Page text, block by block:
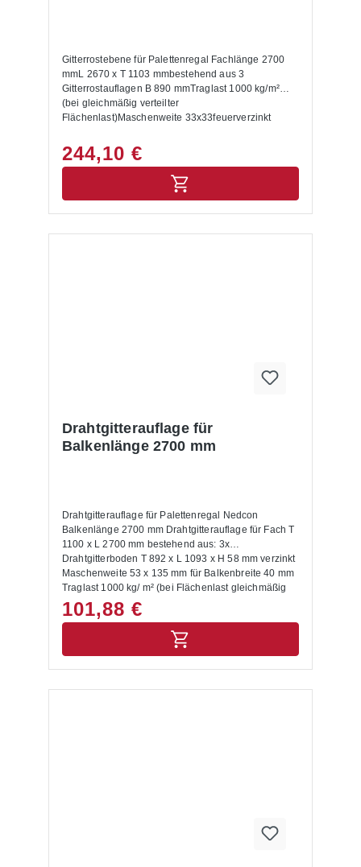
Gitterrostebene für Palettenregal Fachlänge 2700
mmL 2670 x T 1103 mmbestehend aus 3
Gitterrostauflagen B 890 mmTraglast 1000 kg/m²
(bei gleichmäßig verteilter
Flächenlast)Maschenweite 33x33feuerverzinkt
244,10 €
Drahtgitterauflage für
Balkenlänge 2700 mm
Drahtgitterauflage für Palettenregal Nedcon
Balkenlänge 2700 mm Drahtgitterauflage für Fach T
1100 x L 2700 mm bestehend aus: 3x
Drahtgitterboden T 892 x L 1093 x H 58 mm verzinkt
Maschenweite 53 x 135 mm für Balkenbreite 40 mm
Traglast 1000 kg/ m² (bei Flächenlast gleichmäßig
verteilter Last, Punkt- und Streckenlasten sind nicht
berücksichtigt)
101,88 €